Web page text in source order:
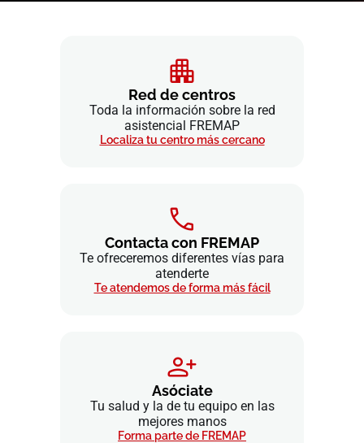
Red de centros
Toda la información sobre la red
asistencial FREMAP
Localiza tu centro más cercano
Contacta con FREMAP
Te ofreceremos diferentes vías para
atenderte
Te atendemos de forma más fácil
Asóciate
Tu salud y la de tu equipo en las
mejores manos
Forma parte de FREMAP